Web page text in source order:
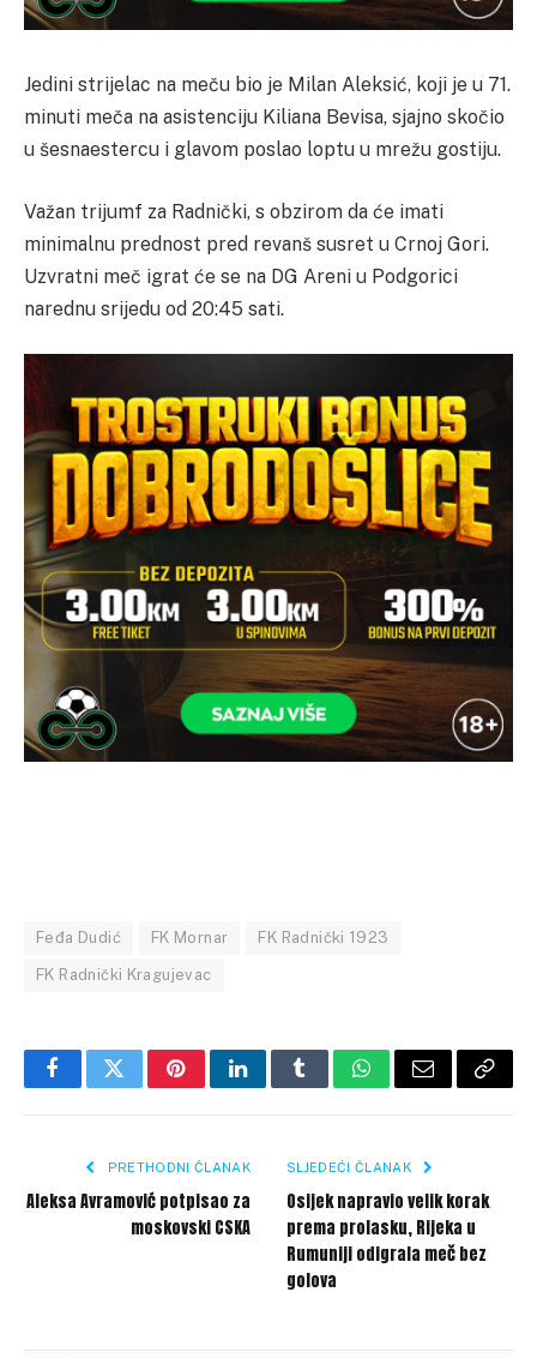
Jedini strijelac na meču bio je Milan Aleksić, koji je u 71.
minuti meča na asistenciju Kiliana Bevisa, sjajno skočio
u šesnaestercu i glavom poslao loptu u mrežu gostiju.
Važan trijumf za Radnički, s obzirom da će imati
minimalnu prednost pred revanš susret u Crnoj Gori.
Uzvratni meč igrat će se na DG Areni u Podgorici
narednu srijedu od 20:45 sati.
Feđa Dudić FK Mornar FK Radnički 1923
FK Radnički Kragujevac
FacebookTwitterPinterestLinkedInTumblrWhatsApp
Email Copy
PRETHODNI ČLANAK
Aleksa Avramović potpisao za
moskovski CSKA
SLJEDEĆI ČLANAK
Osijek napravio velik korak
prema prolasku, Rijeka u
Rumuniji odigrala meč bez
golova